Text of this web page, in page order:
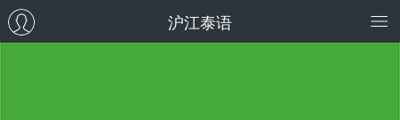
沪江泰语